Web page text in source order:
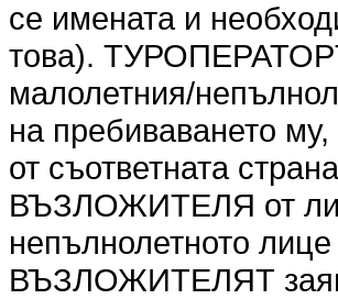
се имената и
това).
малолетния/
на пребиваването
от съответната
ВЪЗЛОЖИТЕЛЯ от
непълнолетното
ВЪЗЛОЖИТЕЛЯТ